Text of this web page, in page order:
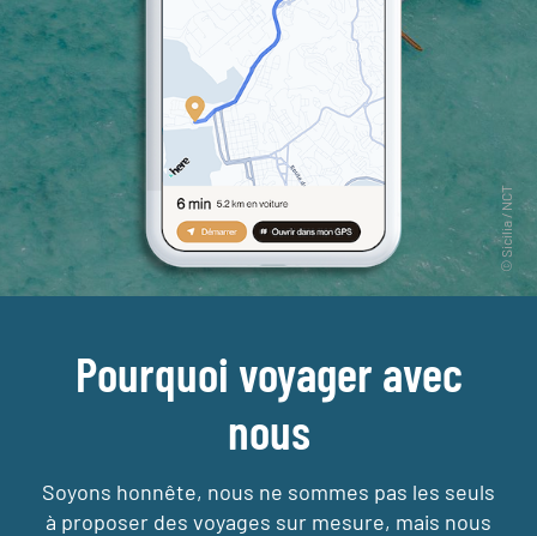
Pourquoi voyager avec
nous
Soyons honnête, nous ne sommes pas les seuls
à proposer des voyages sur mesure, mais nous